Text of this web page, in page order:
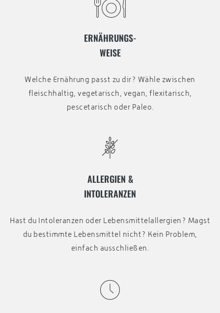
ERNÄHRUNGS-
WEISE
Welche Ernährung passt zu dir? Wähle zwischen
fleischhaltig, vegetarisch, vegan, flexitarisch,
pescetarisch oder Paleo.
ALLERGIEN &
INTOLERANZEN
Hast du Intoleranzen oder Lebensmittelallergien? Magst
du bestimmte Lebensmittel nicht? Kein Problem,
einfach ausschließen.